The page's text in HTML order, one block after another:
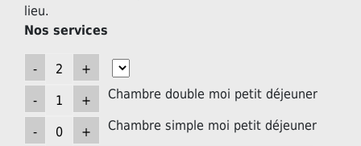
lieu.
Nos services
Chambre double moi petit déjeuner
Chambre simple moi petit déjeuner